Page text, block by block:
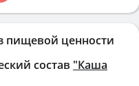
пищевой ценности
состав "Каша